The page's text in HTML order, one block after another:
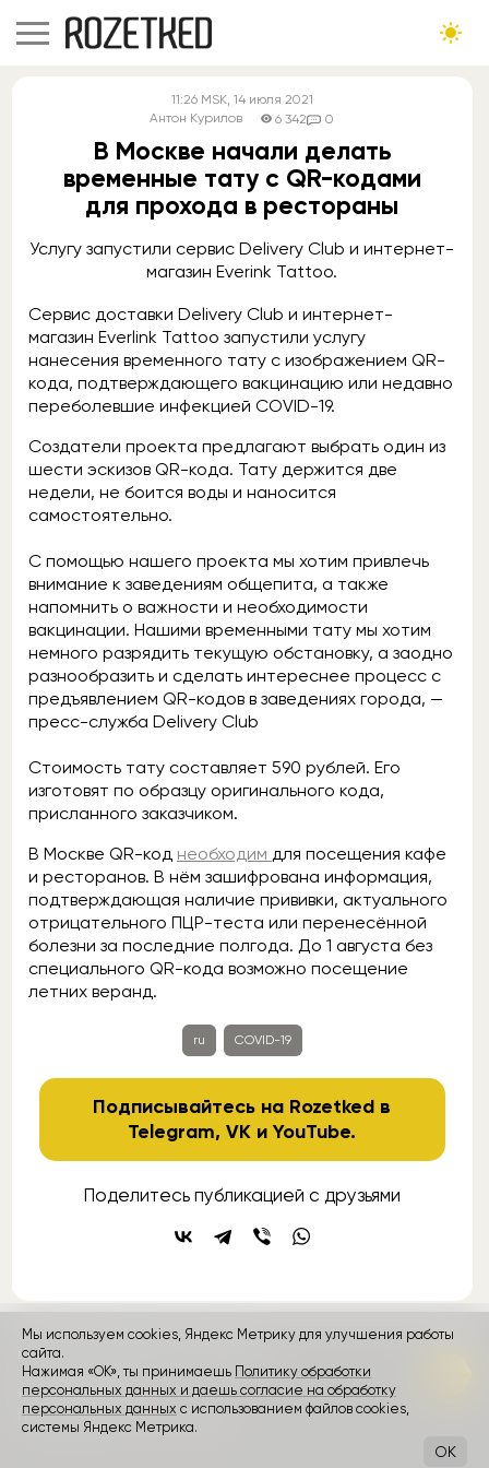
11:26 MSK, 14 июля 2021
Антон Курилов
6 342 0
В Москве начали делать
временные тату с QR-кодами
для прохода в рестораны
Услугу запустили сервис Delivery Club и интернет-
магазин Everink Tattoo.
Сервис доставки Delivery Club и интернет-
магазин Everlink Tattoo запустили услугу
нанесения временного тату с изображением QR-
кода, подтверждающего вакцинацию или недавно
переболевшие инфекцией COVID-19.
Создатели проекта предлагают выбрать один из
шести эскизов QR-кода. Тату держится две
недели, не боится воды и наносится
самостоятельно.
С помощью нашего проекта мы хотим привлечь
внимание к заведениям общепита, а также
напомнить о важности и необходимости
вакцинации. Нашими временными тату мы хотим
немного разрядить текущую обстановку, а заодно
разнообразить и сделать интереснее процесс с
предъявлением QR-кодов в заведениях города, —
пресс-служба Delivery Club
Стоимость тату составляет 590 рублей. Его
изготовят по образцу оригинального кода,
присланного заказчиком.
В Москве QR-код необходим для посещения кафе
и ресторанов. В нём зашифрована информация,
подтверждающая наличие прививки, актуального
отрицательного ПЦР-теста или перенесённой
болезни за последние полгода. До 1 августа без
специального QR-кода возможно посещение
летних веранд.
ru COVID-19
Подписывайтесь на Rozetked в
Telegram,VK иYouTube.
Поделитесь публикацией с друзьями
контакты
Rozetked © 2026
Пользовательское соглашение
Мы используем cookies, Яндекс Метрику для улучшения работы
сайта.
Нажимая «ОК», ты принимаешь Политику обработки
персональных данных и даешь согласие на обработку
персональных данных с использованием файлов cookies,
системы Яндекс Метрика.
OK